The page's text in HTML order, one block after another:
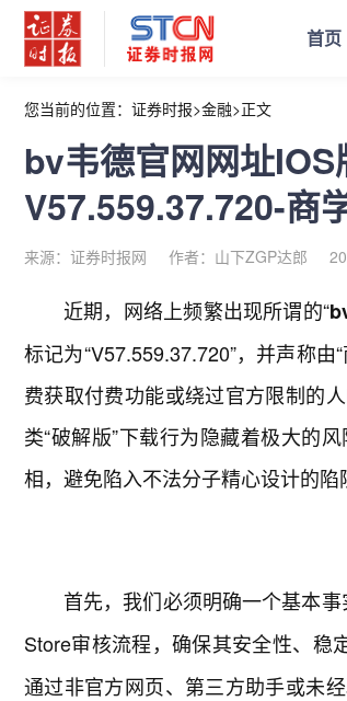
首页
您当前的位置： 证券时报>金融>正文
bv韦德官网网址
V57.559.37.720-商
来源：证券时报网 作者：山下ZGP达郎
近期，网络上频繁出现所谓的“
标记为“V57.559.37.720”，并声称
费获取付费功能或绕过官方限制的
类“破解版”下载行为隐藏着极大的
相，避免陷入不法分子精心设计的陷
首先，我们必须明确一个基本
Store审核流程，确保其安全性、稳
通过非官方网页、第三方助手或未